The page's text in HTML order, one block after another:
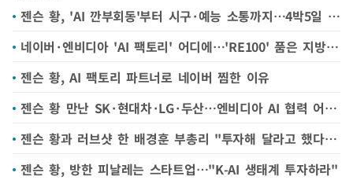
젠슨 황, 'AI 깐부회동'부터 시구·예능 소통까지…4박5일 강행군 마치고 오늘 출국
네이버·엔비디아 'AI 팩토리' 어디에…'RE100' 품은 지방 주목
젠슨 황, AI 팩토리 파트너로 네이버 찜한 이유
젠슨 황 만난 SK·현대차·LG·두산…엔비디아 AI 협력 어떻게?
젠슨 황과 러브샷 한 배경훈 부총리 "투자해 달라고 했다"(종합)
젠슨 황, 방한 피날레는 스타트업…"K-AI 생태계 투자하라"